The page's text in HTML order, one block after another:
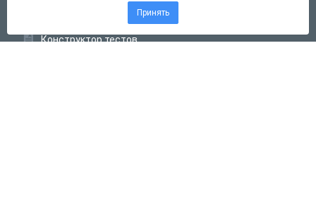
Конструктор тестов
Принять